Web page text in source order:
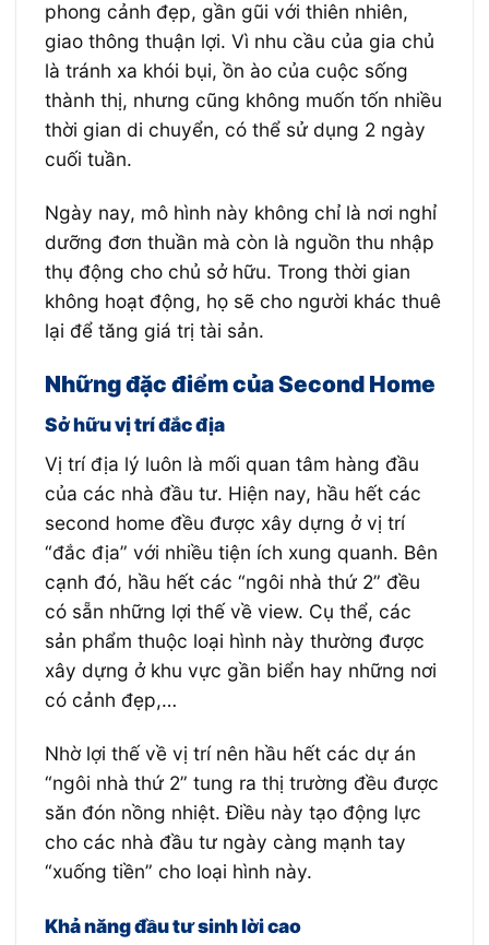
phong cảnh đẹp, gần gũi với thiên nhiên,
giao thông thuận lợi. Vì nhu cầu của gia chủ
là tránh xa khói bụi, ồn ào của cuộc sống
thành thị, nhưng cũng không muốn tốn nhiều
thời gian di chuyển, có thể sử dụng 2 ngày
cuối tuần.
Ngày nay, mô hình này không chỉ là nơi nghỉ
dưỡng đơn thuần mà còn là nguồn thu nhập
thụ động cho chủ sở hữu. Trong thời gian
không hoạt động, họ sẽ cho người khác thuê
lại để tăng giá trị tài sản.
Những đặc điểm của Second Home
Sở hữu vị trí đắc địa
Vị trí địa lý luôn là mối quan tâm hàng đầu
của các nhà đầu tư. Hiện nay, hầu hết các
second home đều được xây dựng ở vị trí
“đắc địa” với nhiều tiện ích xung quanh. Bên
cạnh đó, hầu hết các “ngôi nhà thứ 2” đều
có sẵn những lợi thế về view. Cụ thể, các
sản phẩm thuộc loại hình này thường được
xây dựng ở khu vực gần biển hay những nơi
có cảnh đẹp,…
Nhờ lợi thế về vị trí nên hầu hết các dự án
“ngôi nhà thứ 2” tung ra thị trường đều được
săn đón nồng nhiệt. Điều này tạo động lực
cho các nhà đầu tư ngày càng mạnh tay
“xuống tiền” cho loại hình này.
Khả năng đầu tư sinh lời cao